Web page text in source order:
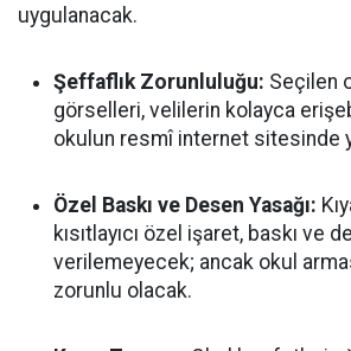
uygulanacak.
Şeffaflık Zorunluluğu: Seçilen
görselleri, velilerin kolayca
okulun resmî internet sitesinde
Özel Baskı ve Desen Yasağı:
kısıtlayıcı özel işaret, baskı ve
verilemeyecek; ancak okul
zorunlu olacak.